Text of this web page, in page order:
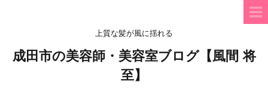
上質な髪が風に揺れる
成田市の美容師・美容室ブログ【風間 将
至】